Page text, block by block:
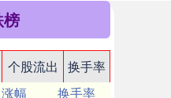
个股流出
换手率
涨幅
换手率